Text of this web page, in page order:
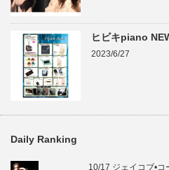
ヒビキpiano
2023/6/27
Daily Ranking
10/17 ジェイコブ•